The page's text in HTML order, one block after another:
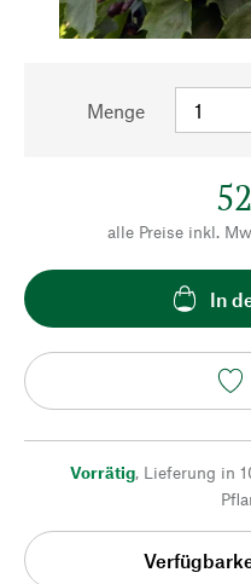
Menge
alle Preise inkl.
In
Vorrätig, Lieferung in